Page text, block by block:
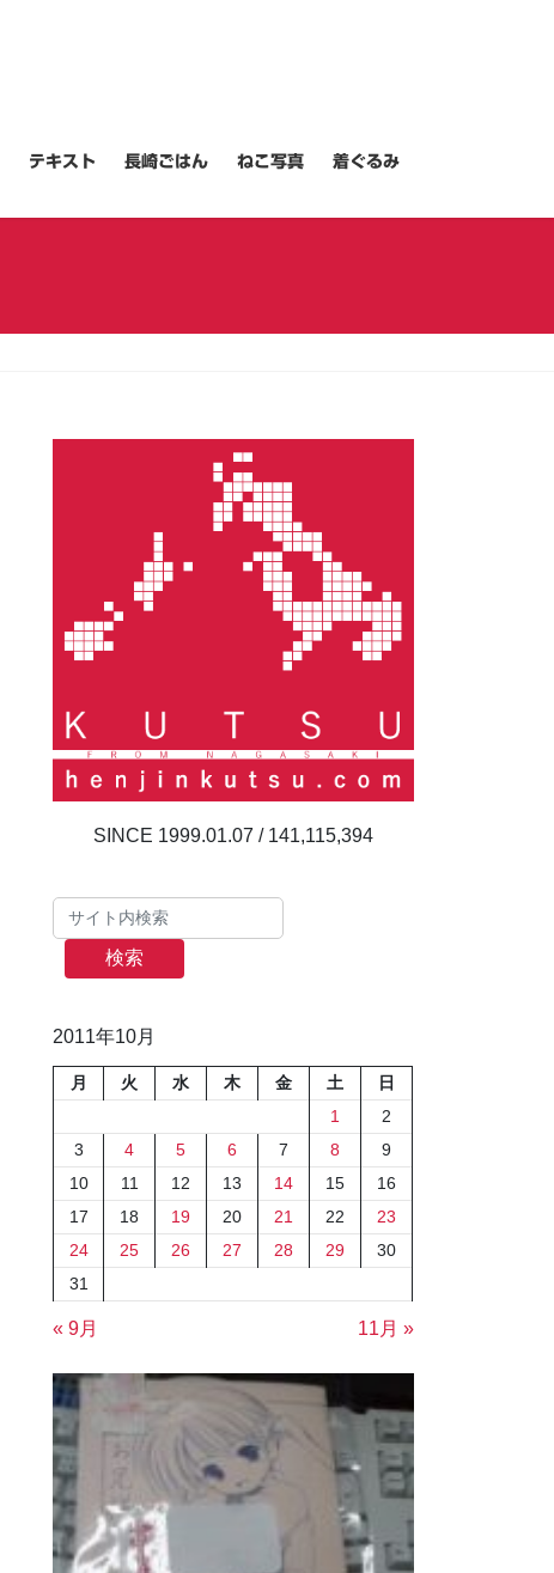
テキスト 長崎ごはん ねこ写真 着ぐるみ
141,115,394
検索
2011年10月
月 火 水 木 金 土
日
1
2
3
4 5 6 7 8
9
10
11 12 13 14 15
16
17
18 19 20 21 22
23
24
25 26 27 28 29
30
31
« 9月 11月 »